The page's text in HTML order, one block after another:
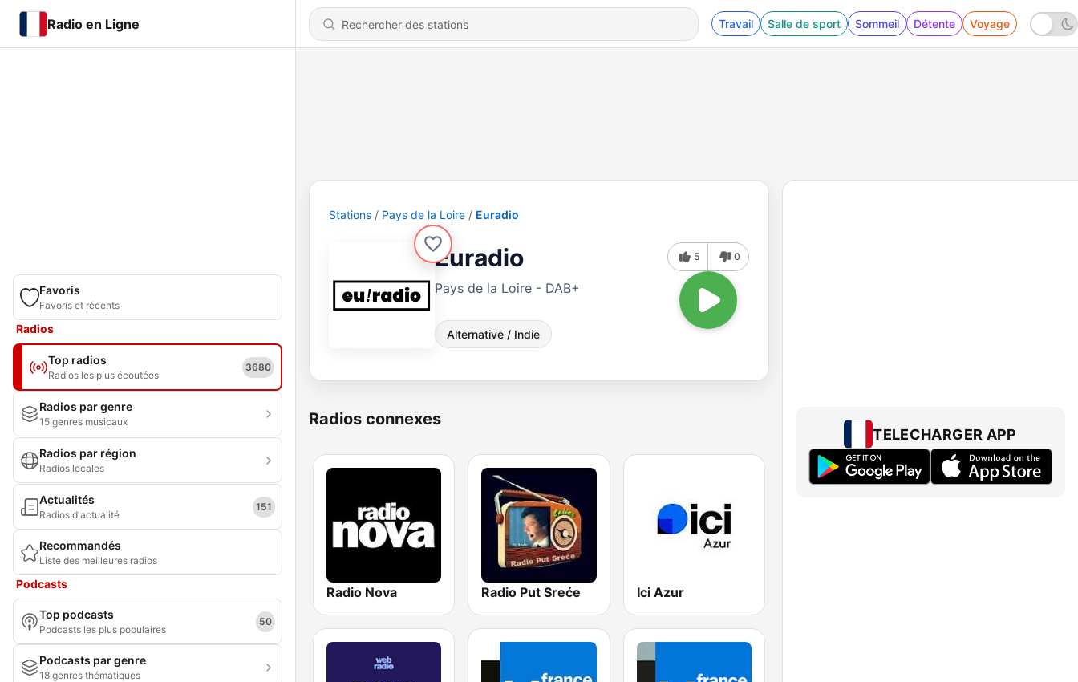
Radio en Ligne Travail Salle de sport Sommeil Détente Voyage
Favoris
Favoris et récents
Radios
Top radios
Radios les plus écoutées
3680
Radios par genre
15 genres musicaux
Radios par région
Radios locales
Actualités
Radios d'actualité
151
Recommandés
Liste des meilleures radios
Podcasts
Top podcasts
Podcasts les plus populaires
50
Podcasts par genre
18 genres thématiques
Stations Pays de la Loire Euradio
Euradio
Pays de la Loire - DAB+
Alternative / Indie
5 0
Radios connexes
Radio Nova Radio Put Sreće Ici Azur
TELECHARGER APP